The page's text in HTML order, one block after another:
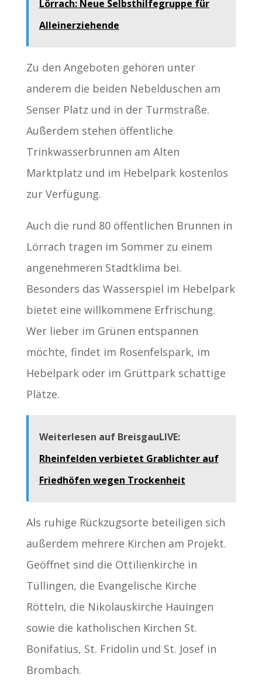
Lörrach: Neue Selbsthilfegruppe für
Alleinerziehende
Zu den Angeboten gehören unter
anderem die beiden Nebelduschen am
Senser Platz und in der Turmstraße.
Außerdem stehen öffentliche
Trinkwasserbrunnen am Alten
Marktplatz und im Hebelpark kostenlos
zur Verfügung.
Auch die rund 80 öffentlichen Brunnen in
Lörrach tragen im Sommer zu einem
angenehmeren Stadtklima bei.
Besonders das Wasserspiel im Hebelpark
bietet eine willkommene Erfrischung.
Wer lieber im Grünen entspannen
möchte, findet im Rosenfelspark, im
Hebelpark oder im Grüttpark schattige
Plätze.
Weiterlesen auf BreisgauLIVE:
Rheinfelden verbietet Grablichter auf
Friedhöfen wegen Trockenheit
Als ruhige Rückzugsorte beteiligen sich
außerdem mehrere Kirchen am Projekt.
Geöffnet sind die Ottilienkirche in
Tüllingen, die Evangelische Kirche
Rötteln, die Nikolauskirche Hauingen
sowie die katholischen Kirchen St.
Bonifatius, St. Fridolin und St. Josef in
Brombach.